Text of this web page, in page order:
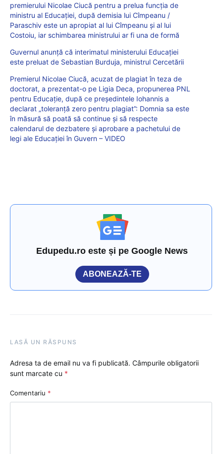
premierului Nicolae Ciucă pentru a prelua funcția de
ministru al Educației, după demisia lui Cîmpeanu /
Paraschiv este un apropiat al lui Cîmpeanu și al lui
Costoiu, iar schimbarea ministrului ar fi una de formă
Guvernul anunță că interimatul ministerului Educației
este preluat de Sebastian Burduja, ministrul Cercetării
Premierul Nicolae Ciucă, acuzat de plagiat în teza de
doctorat, a prezentat-o pe Ligia Deca, propunerea PNL
pentru Educație, după ce președintele Iohannis a
declarat „toleranță zero pentru plagiat”: Domnia sa este
în măsură să poată să continue și să respecte
calendarul de dezbatere și aprobare a pachetului de
legi ale Educației în Guvern – VIDEO
Edupedu.ro este și pe Google News
ABONEAZĂ-TE
LASĂ UN RĂSPUNS
Adresa ta de email nu va fi publicată. Câmpurile obligatorii
sunt marcate cu *
Comentariu *